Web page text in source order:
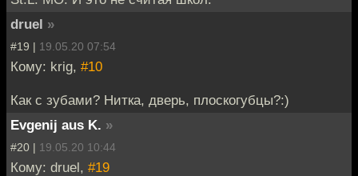
druel »
#19 | 19.05.20 07:54
Кому: krig, #10
Как с зубами? Нитка, дверь, плоскогубцы?:)
Evgenij aus K. »
#20 | 19.05.20 10:44
Кому: druel, #19